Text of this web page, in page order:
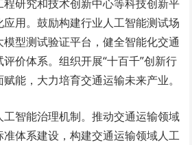
研究和技术创新中心等科技创新平
用。鼓励构建行业人工智能测试场
型测试验证平台，健全智能化交通
价体系。组织开展“十百千”创新行
能，大力培育交通运输未来产业。
工智能治理机制。推动交通运输领域
体系建设，构建交通运输领域人工